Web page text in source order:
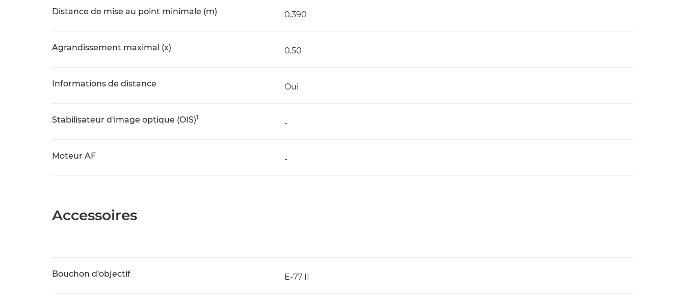
Distance de mise au point minimale (m) 0,390
Agrandissement maximal (x) 0,50
Informations de distance Oui
Stabilisateur d'image optique (OIS)1
-
Moteur AF -
Accessoires
Bouchon d'objectif E-77 II